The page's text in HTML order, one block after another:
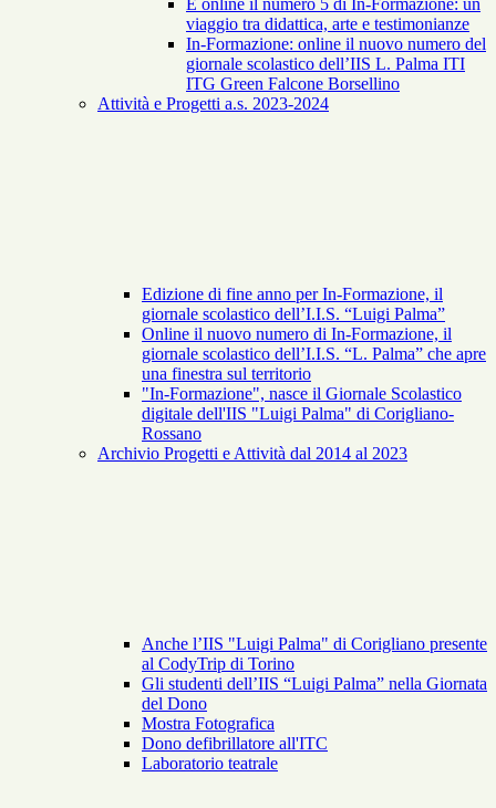
È online il numero 5 di In-Formazione: un
viaggio tra didattica, arte e testimonianze
In-Formazione: online il nuovo numero del
giornale scolastico dell’IIS L. Palma ITI
ITG Green Falcone Borsellino
Attività e Progetti a.s. 2023-2024
Edizione di fine anno per In-Formazione, il
giornale scolastico dell’I.I.S. “Luigi Palma”
Online il nuovo numero di In-Formazione, il
giornale scolastico dell’I.I.S. “L. Palma” che apre
una finestra sul territorio
"In-Formazione", nasce il Giornale Scolastico
digitale dell'IIS "Luigi Palma" di Corigliano-
Rossano
Archivio Progetti e Attività dal 2014 al 2023
Anche l’IIS "Luigi Palma" di Corigliano presente
al CodyTrip di Torino
Gli studenti dell’IIS “Luigi Palma” nella Giornata
del Dono
Mostra Fotografica
Dono defibrillatore all'ITC
Laboratorio teatrale